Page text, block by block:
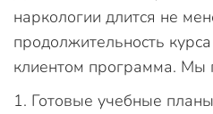
наркологии длится не
продолжительность
клиентом программа. Мы
Готовые учебные